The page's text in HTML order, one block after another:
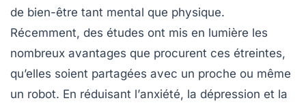
de bien-être tant mental que physique.
Récemment, des études ont mis en lumière les
nombreux avantages que procurent ces étreintes,
qu’elles soient partagées avec un proche ou même
un robot. En réduisant l’anxiété, la dépression et la